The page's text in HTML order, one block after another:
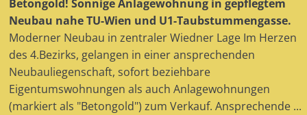
Betongold! Sonnige Anlagewohnung in gepflegtem
Neubau nahe TU-Wien und U1-Taubstummengasse.
Moderner Neubau in zentraler Wiedner Lage Im Herzen
des 4.Bezirks, gelangen in einer ansprechenden
Neubauliegenschaft, sofort beziehbare
Eigentumswohnungen als auch Anlagewohnungen
(markiert als "Betongold") zum Verkauf. Ansprechende ...